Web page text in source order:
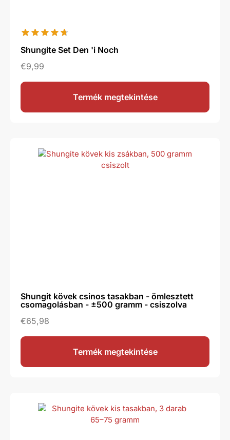
Shungite Set Den 'i Noch
€9,99
Termék megtekintése
Shungit kövek csinos tasakban - ömlesztett
csomagolásban - ±500 gramm - csiszolva
€65,98
Termék megtekintése